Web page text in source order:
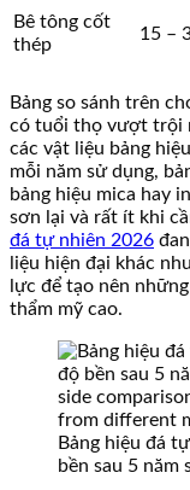
Bê tông cốt
thép
15 –
Bảng so sánh trên
có tuổi thọ vượt trội
các vật liệu bảng
mỗi năm sử dụng,
bảng hiệu mica hay
sơn lại và rất ít khi
đá tự nhiên 2026
liệu hiện đại khác
lực để tạo nên
thẩm mỹ cao.
Bảng hiệu đá
bền sau 5